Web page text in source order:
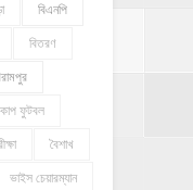
বিএনপি
বিতরণ
ফুটবল
বৈশাখ
ভাইস চেয়ারম্যান